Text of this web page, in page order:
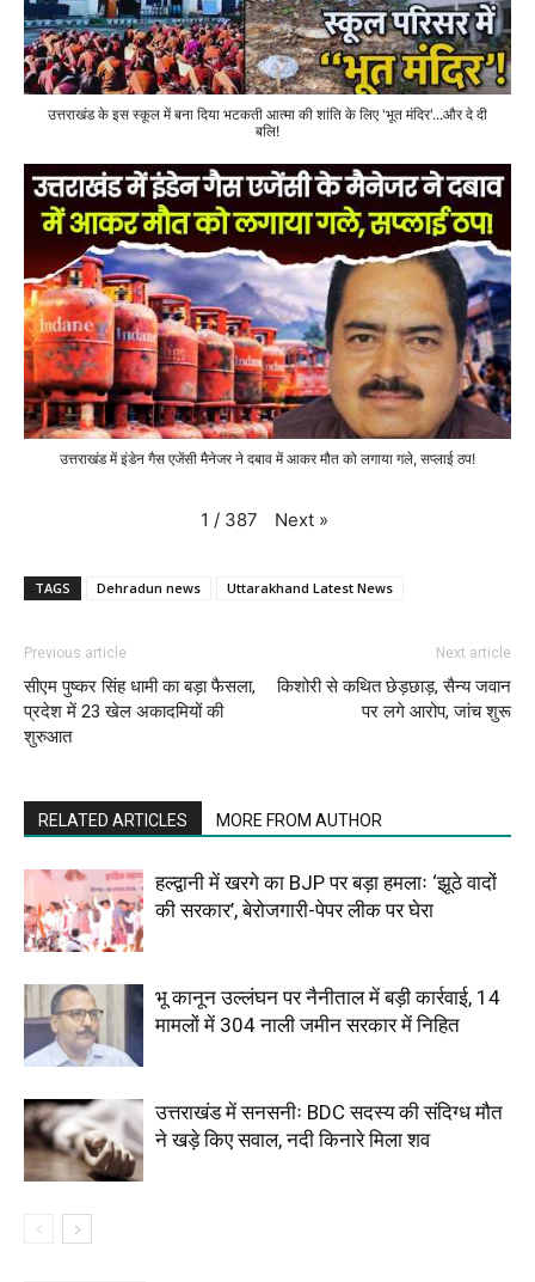
उत्तराखंड के इस स्कूल में बना दिया भटकती आत्मा की शांति के लिए 'भूत मंदिर'...और दे दी
बलि!
उत्तराखंड में इंडेन गैस एजेंसी मैनेजर ने दबाव में आकर मौत को लगाया गले, सप्लाई ठप!
1 / 387 Next »
TAGS Dehradun news Uttarakhand Latest News
Previous article
सीएम पुष्कर सिंह धामी का बड़ा फैसला,
प्रदेश में 23 खेल अकादमियों की
शुरुआत
Next article
किशोरी से कथित छेड़छाड़, सैन्य जवान
पर लगे आरोप, जांच शुरू
RELATED ARTICLES MORE FROM AUTHOR
हल्द्वानी में खरगे का BJP पर बड़ा हमलाः ‘झूठे वादों
की सरकार’, बेरोजगारी-पेपर लीक पर घेरा
भू कानून उल्लंघन पर नैनीताल में बड़ी कार्रवाई, 14
मामलों में 304 नाली जमीन सरकार में निहित
उत्तराखंड में सनसनीः BDC सदस्य की संदिग्ध मौत
ने खड़े किए सवाल, नदी किनारे मिला शव